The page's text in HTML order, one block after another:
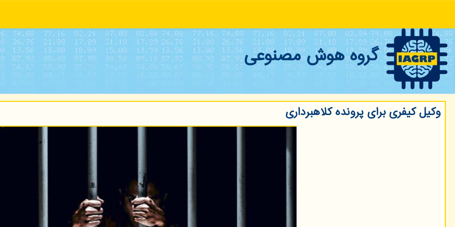
گروه هوش مصنوعی
وكیل كیفری برای پرونده كلاهبرداری